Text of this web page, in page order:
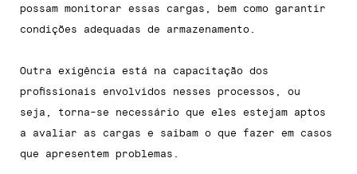
possam monitorar essas cargas, bem como garantir
condições adequadas de armazenamento.
Outra exigência está na capacitação dos
profissionais envolvidos nesses processos, ou
seja, torna-se necessário que eles estejam aptos
a avaliar as cargas e saibam o que fazer em casos
que apresentem problemas.